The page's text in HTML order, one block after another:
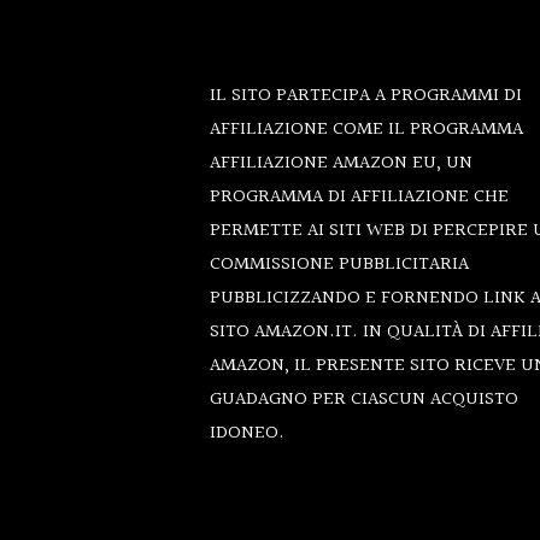
IL SITO PARTECIPA A PROGRAMMI DI
AFFILIAZIONE COME IL PROGRAMMA
AFFILIAZIONE AMAZON EU, UN
PROGRAMMA DI AFFILIAZIONE CHE
PERMETTE AI SITI WEB DI PERCEPIRE
COMMISSIONE PUBBLICITARIA
PUBBLICIZZANDO E FORNENDO LINK
SITO AMAZON.IT. IN QUALITÀ DI
AMAZON, IL PRESENTE SITO RICEVE
GUADAGNO PER CIASCUN ACQUISTO
IDONEO.